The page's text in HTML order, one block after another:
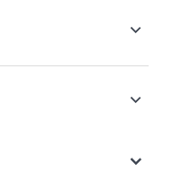
incluse et hors frais de